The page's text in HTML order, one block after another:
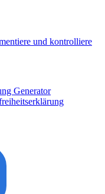
und kontrolliere
Generator